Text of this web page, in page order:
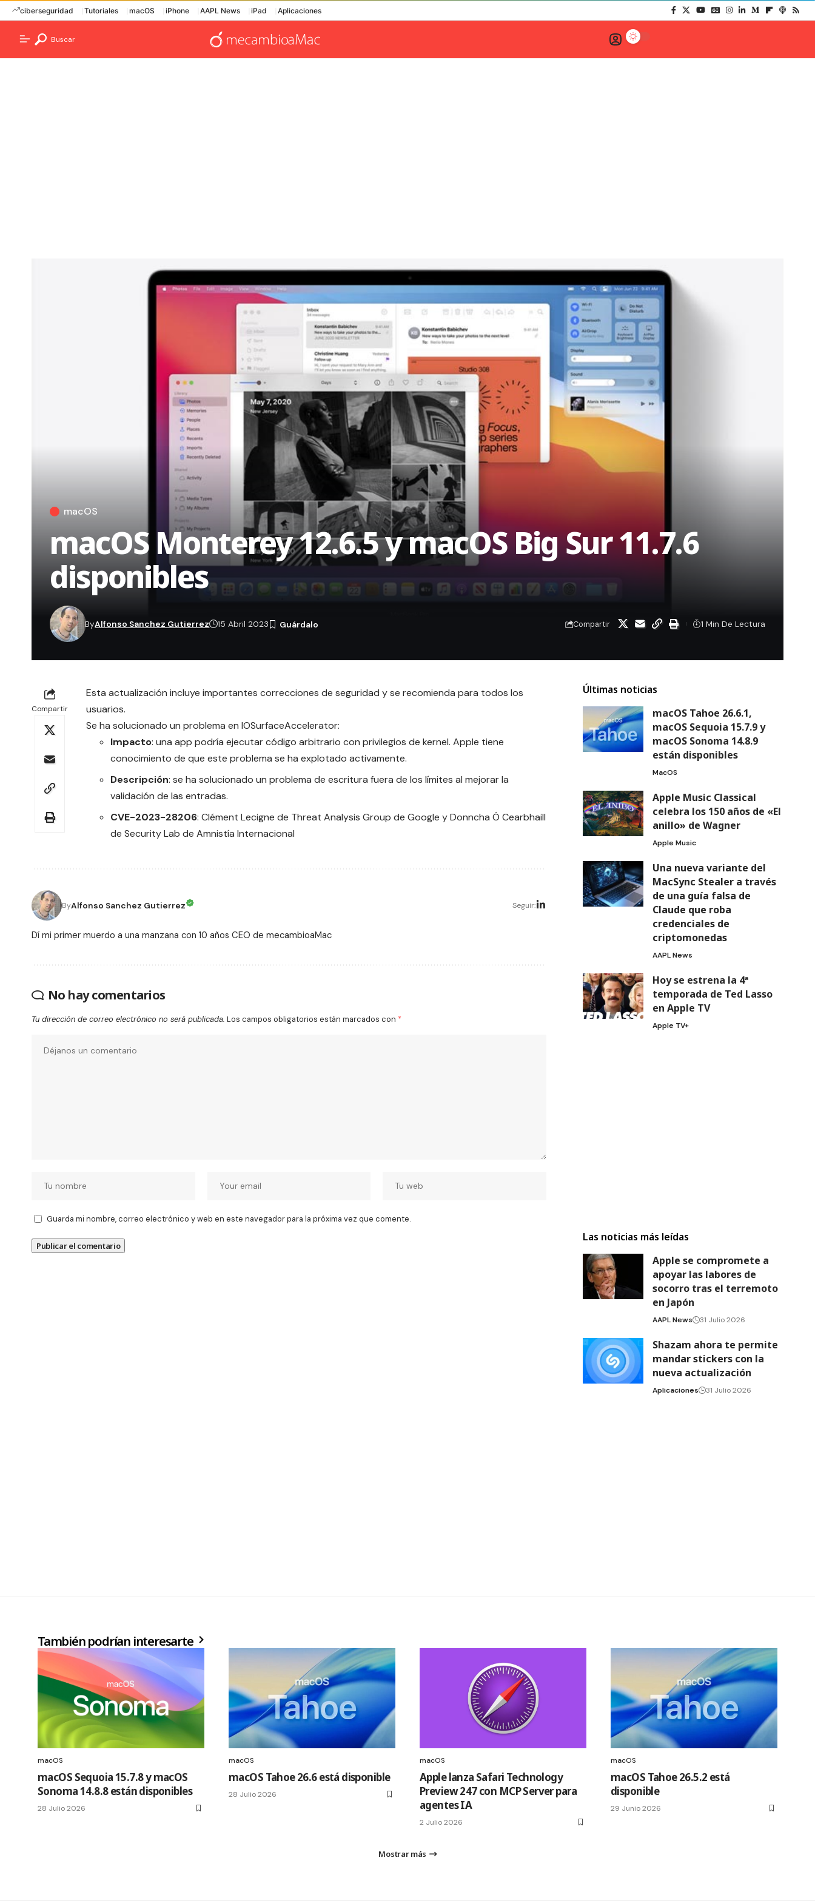
ciberseguridad Tutoriales macOS iPhone AAPL News iPad Aplicaciones
Buscar
macOS
macOS Monterey 12.6.5 y macOS Big Sur 11.7.6
disponibles
ByAlfonso Sanchez Gutierrez 15 Abril 2023 Compartir 1 Min De Lectura
Compartir
Esta actualización incluye importantes correcciones de seguridad y se recomienda para todos los
usuarios.
Se ha solucionado un problema en IOSurfaceAccelerator:
Impacto: una app podría ejecutar código arbitrario con privilegios de kernel. Apple tiene
conocimiento de que este problema se ha explotado activamente.
Descripción: se ha solucionado un problema de escritura fuera de los límites al mejorar la
validación de las entradas.
CVE-2023-28206: Clément Lecigne de Threat Analysis Group de Google y Donncha Ó Cearbhaill
de Security Lab de Amnistía Internacional
ByAlfonso Sanchez Gutierrez Seguir:
Dí mi primer muerdo a una manzana con 10 años CEO de mecambioaMac
No hay comentarios
Tu dirección de correo electrónico no será publicada. Los campos obligatorios están marcados con *
Guarda mi nombre, correo electrónico y web en este navegador para la próxima vez que comente.
Últimas noticias
macOS Tahoe 26.6.1,
macOS Sequoia 15.7.9 y
macOS Sonoma 14.8.9
están disponibles
MacOS
Apple Music Classical
celebra los 150 años de «El
anillo» de Wagner
Apple Music
Una nueva variante del
MacSync Stealer a través
de una guía falsa de
Claude que roba
credenciales de
criptomonedas
AAPL News
Hoy se estrena la 4ª
temporada de Ted Lasso
en Apple TV
Apple TV+
Las noticias más leídas
Apple se compromete a
apoyar las labores de
socorro tras el terremoto
en Japón
AAPL News 31 Julio 2026
Shazam ahora te permite
mandar stickers con la
nueva actualización
Aplicaciones 31 Julio 2026
También podrían interesarte
macOS
macOS Sequoia 15.7.8 y macOS
Sonoma 14.8.8 están disponibles
28 Julio 2026
macOS
macOS Tahoe 26.6 está disponible
28 Julio 2026
macOS
Apple lanza Safari Technology
Preview 247 con MCP Server para
agentes IA
2 Julio 2026
macOS
macOS Tahoe 26.5.2 está
disponible
29 Junio 2026
Mostrar más